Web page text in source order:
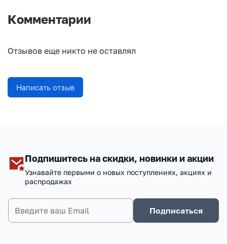
Комментарии
Отзывов еще никто не оставлял
Написать отзыв
Подпишитесь на скидки, новинки и акции
Узнавайте первыми о новых поступлениях, акциях и
распродажах
Подписаться